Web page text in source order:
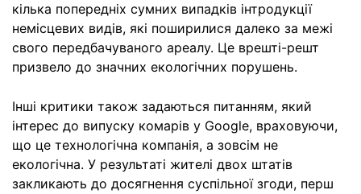
кілька попередніх сумних випадків інтродукції
немісцевих видів, які поширилися далеко за межі
свого передбачуваного ареалу. Це врешті-решт
призвело до значних екологічних порушень.
Інші критики також задаються питанням, який
інтерес до випуску комарів у Google, враховуючи,
що це технологічна компанія, а зовсім не
екологічна. У результаті жителі двох штатів
закликають до досягнення суспільної згоди, перш